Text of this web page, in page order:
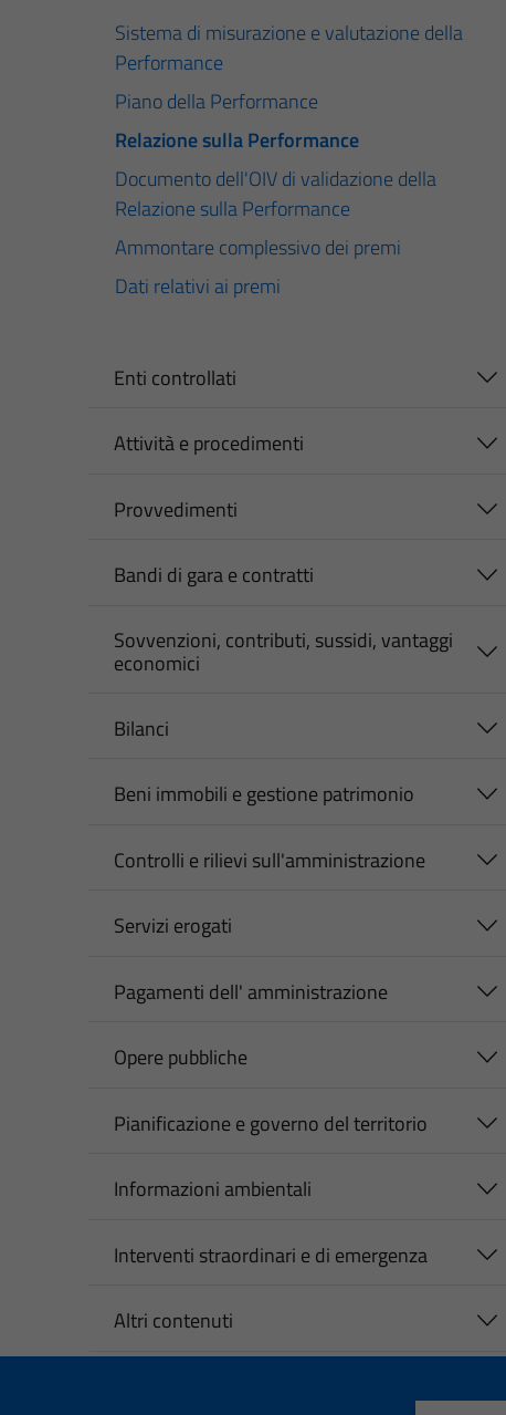
Sistema di misurazione e valutazione della
Performance
Piano della Performance
Relazione sulla Performance
Documento dell'OIV di validazione della
Relazione sulla Performance
Ammontare complessivo dei premi
Dati relativi ai premi
Enti controllati
Attività e procedimenti
Provvedimenti
Bandi di gara e contratti
Sovvenzioni, contributi, sussidi, vantaggi
economici
Bilanci
Beni immobili e gestione patrimonio
Controlli e rilievi sull'amministrazione
Servizi erogati
Pagamenti dell' amministrazione
Opere pubbliche
Pianificazione e governo del territorio
Informazioni ambientali
Interventi straordinari e di emergenza
Altri contenuti